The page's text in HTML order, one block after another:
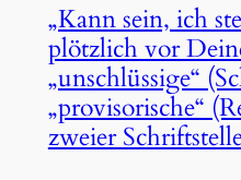
„Kann sein, ich
plötzlich vor
„unschlüssige“
„provisorische“
zweier